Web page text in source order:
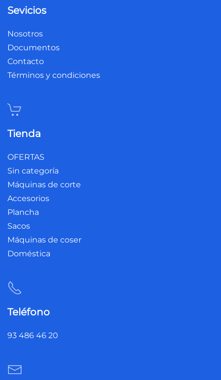
Sevicios
Nosotros
Documentos
Contacto
Términos y condiciones
Tienda
OFERTAS
Sin categoría
Máquinas de corte
Accesorios
Plancha
Sacos
Máquinas de coser
Doméstica
Teléfono
93 486 46 20